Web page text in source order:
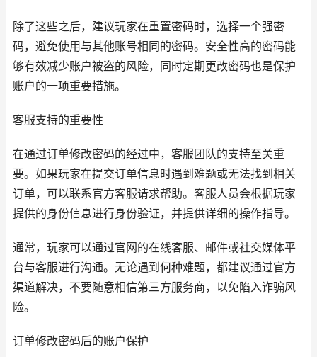
除了这些之后，建议玩家在重置密码时，选择一个强密
码，避免使用与其他账号相同的密码。安全性高的密码能
够有效减少账户被盗的风险，同时定期更改密码也是保护
账户的一项重要措施。
客服支持的重要性
在通过订单修改密码的经过中，客服团队的支持至关重
要。如果玩家在提交订单信息时遇到难题或无法找到相关
订单，可以联系官方客服请求帮助。客服人员会根据玩家
提供的身份信息进行身份验证，并提供详细的操作指导。
通常，玩家可以通过官网的在线客服、邮件或社交媒体平
台与客服进行沟通。无论遇到何种难题，都建议通过官方
渠道解决，不要随意相信第三方服务商，以免陷入诈骗风
险。
订单修改密码后的账户保护